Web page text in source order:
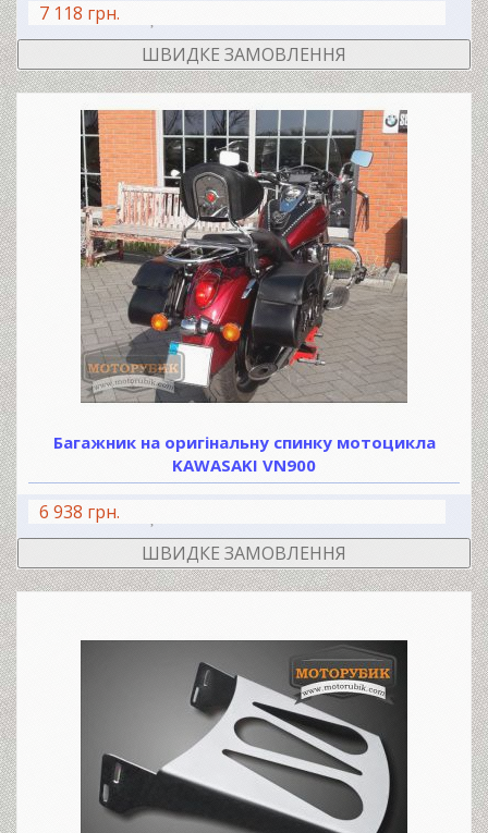
7 118 грн.
ШВИДКЕ ЗАМОВЛЕННЯ
Багажник на оригінальну спинку мотоцикла
KAWASAKI VN900
6 938 грн.
ШВИДКЕ ЗАМОВЛЕННЯ